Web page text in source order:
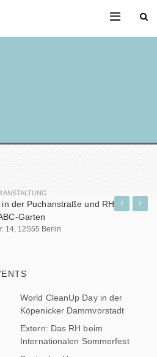
der Puchanstraße und RH-
Garten
14, 12555 Berlin
World CleanUp Day in der
Köpenicker Dammvorstadt
Extern: Das RH beim
Internationalen Sommerfest